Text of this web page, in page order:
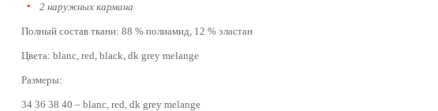
2 наружных кармана
Полный состав ткани: 88 % полиамид, 12 % эластан
Цвета: blanc, red, black, dk grey melange
Размеры:
34 36 38 40 – blanc, red, dk grey melange